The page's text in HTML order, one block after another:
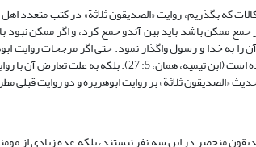
که بگذریم، روایت «الصدیقون ثلاثة» در کتب متعدد
ممکن باشد باید بین آندو جمع کرد، و اگر ممکن
تیمیه همین کار را کرده است (ابن
«الصدیقون ثلاثة» بر روایت ابوهریره و دو روایت